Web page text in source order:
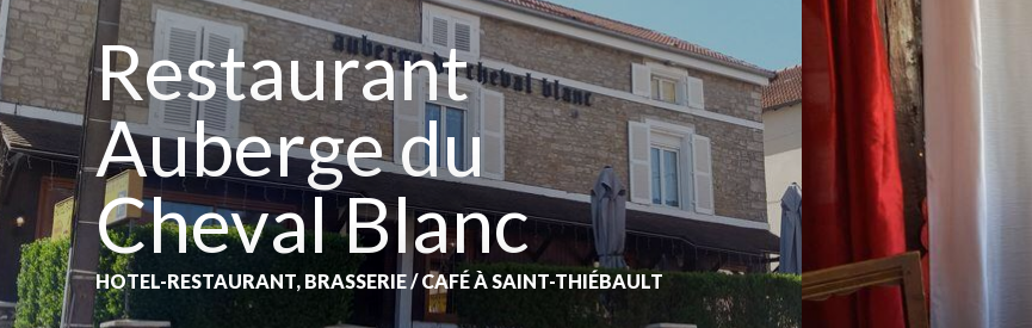
Restaurant
Auberge du
Cheval Blanc
HOTEL-RESTAURANT, BRASSERIE / CAFÉ À SAINT-THIÉBAULT